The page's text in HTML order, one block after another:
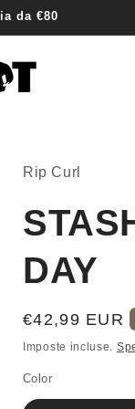
da €80
Rip Curl
DAY
Prezzo
di
listino
€42,99 EUR
Imposte incluse.
Color